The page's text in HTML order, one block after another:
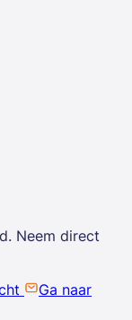
Neem direct
Ga naar